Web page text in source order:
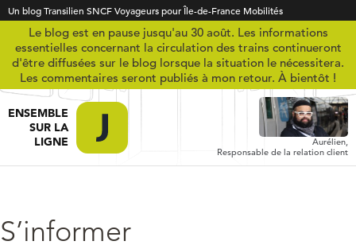
Un blog Transilien SNCF Voyageurs pour Île-de-France Mobilités
Le blog est en pause jusqu'au 30 août. Les informations
essentielles concernant la circulation des trains continueront
d'être diffusées sur le blog lorsque la situation le nécessitera.
Les commentaires seront publiés à mon retour. À bientôt !
ENSEMBLE
SUR LA
LIGNE
Aurélien,
Responsable de la relation client
S’informer